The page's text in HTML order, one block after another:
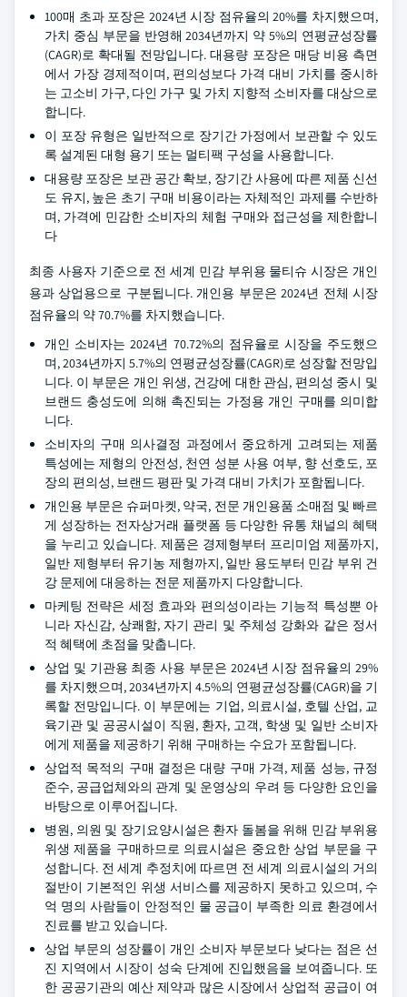
100매 초과 포장은 2024년 시장 점유율의 20%를 차지했으며,
가치 중심 부문을 반영해 2034년까지 약 5%의 연평균성장률
(CAGR)로 확대될 전망입니다. 대용량 포장은 매당 비용 측면
에서 가장 경제적이며, 편의성보다 가격 대비 가치를 중시하
는 고소비 가구, 다인 가구 및 가치 지향적 소비자를 대상으로
합니다.
이 포장 유형은 일반적으로 장기간 가정에서 보관할 수 있도
록 설계된 대형 용기 또는 멀티팩 구성을 사용합니다.
대용량 포장은 보관 공간 확보, 장기간 사용에 따른 제품 신선
도 유지, 높은 초기 구매 비용이라는 자체적인 과제를 수반하
며, 가격에 민감한 소비자의 체험 구매와 접근성을 제한합니
다
최종 사용자 기준으로 전 세계 민감 부위용 물티슈 시장은 개인
용과 상업용으로 구분됩니다. 개인용 부문은 2024년 전체 시장
점유율의 약 70.7%를 차지했습니다.
개인 소비자는 2024년 70.72%의 점유율로 시장을 주도했으
며, 2034년까지 5.7%의 연평균성장률(CAGR)로 성장할 전망입
니다. 이 부문은 개인 위생, 건강에 대한 관심, 편의성 중시 및
브랜드 충성도에 의해 촉진되는 가정용 개인 구매를 의미합
니다.
소비자의 구매 의사결정 과정에서 중요하게 고려되는 제품
특성에는 제형의 안전성, 천연 성분 사용 여부, 향 선호도, 포
장의 편의성, 브랜드 평판 및 가격 대비 가치가 포함됩니다.
개인용 부문은 슈퍼마켓, 약국, 전문 개인용품 소매점 및 빠르
게 성장하는 전자상거래 플랫폼 등 다양한 유통 채널의 혜택
을 누리고 있습니다. 제품은 경제형부터 프리미엄 제품까지,
일반 제형부터 유기농 제형까지, 일반 용도부터 민감 부위 건
강 문제에 대응하는 전문 제품까지 다양합니다.
마케팅 전략은 세정 효과와 편의성이라는 기능적 특성뿐 아
니라 자신감, 상쾌함, 자기 관리 및 주체성 강화와 같은 정서
적 혜택에 초점을 맞춥니다.
상업 및 기관용 최종 사용 부문은 2024년 시장 점유율의 29%
를 차지했으며, 2034년까지 4.5%의 연평균성장률(CAGR)을 기
록할 전망입니다. 이 부문에는 기업, 의료시설, 호텔 산업, 교
육기관 및 공공시설이 직원, 환자, 고객, 학생 및 일반 소비자
에게 제품을 제공하기 위해 구매하는 수요가 포함됩니다.
상업적 목적의 구매 결정은 대량 구매 가격, 제품 성능, 규정
준수, 공급업체와의 관계 및 운영상의 우려 등 다양한 요인을
바탕으로 이루어집니다.
병원, 의원 및 장기요양시설은 환자 돌봄을 위해 민감 부위용
위생 제품을 구매하므로 의료시설은 중요한 상업 부문을 구
성합니다. 전 세계 추정치에 따르면 전 세계 의료시설의 거의
절반이 기본적인 위생 서비스를 제공하지 못하고 있으며, 수
억 명의 사람들이 안정적인 물 공급이 부족한 의료 환경에서
진료를 받고 있습니다.
상업 부문의 성장률이 개인 소비자 부문보다 낮다는 점은 선
진 지역에서 시장이 성숙 단계에 진입했음을 보여줍니다. 또
한 공공기관의 예산 제약과 많은 시장에서 상업적 공급이 여